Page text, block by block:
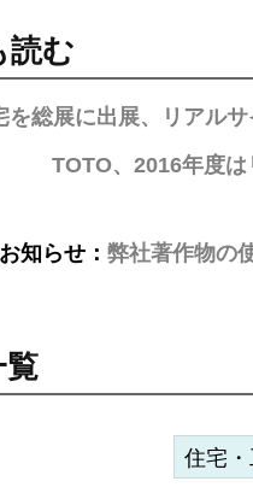
読む
を総展に出展、リアル
TOTO、2016年度
知らせ： 弊社著作物の
覧
住宅